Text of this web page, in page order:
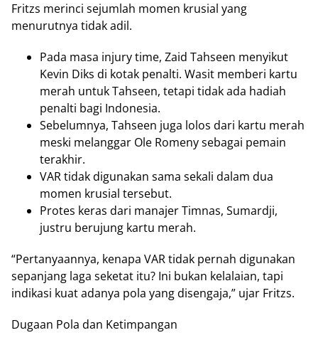
Fritzs merinci sejumlah momen krusial yang
menurutnya tidak adil.
Pada masa injury time, Zaid Tahseen menyikut
Kevin Diks di kotak penalti. Wasit memberi kartu
merah untuk Tahseen, tetapi tidak ada hadiah
penalti bagi Indonesia.
Sebelumnya, Tahseen juga lolos dari kartu merah
meski melanggar Ole Romeny sebagai pemain
terakhir.
VAR tidak digunakan sama sekali dalam dua
momen krusial tersebut.
Protes keras dari manajer Timnas, Sumardji,
justru berujung kartu merah.
“Pertanyaannya, kenapa VAR tidak pernah digunakan
sepanjang laga seketat itu? Ini bukan kelalaian, tapi
indikasi kuat adanya pola yang disengaja,” ujar Fritzs.
Dugaan Pola dan Ketimpangan